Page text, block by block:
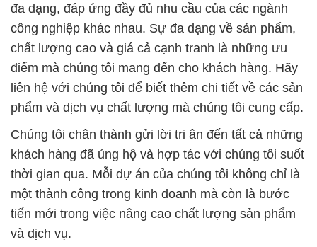
đa dạng, đáp ứng đầy đủ nhu cầu của các ngành
công nghiệp khác nhau. Sự đa dạng về sản phẩm,
chất lượng cao và giá cả cạnh tranh là những ưu
điểm mà chúng tôi mang đến cho khách hàng. Hãy
liên hệ với chúng tôi để biết thêm chi tiết về các sản
phẩm và dịch vụ chất lượng mà chúng tôi cung cấp.
Chúng tôi chân thành gửi lời tri ân đến tất cả những
khách hàng đã ủng hộ và hợp tác với chúng tôi suốt
thời gian qua. Mỗi dự án của chúng tôi không chỉ là
một thành công trong kinh doanh mà còn là bước
tiến mới trong việc nâng cao chất lượng sản phẩm
và dịch vụ.